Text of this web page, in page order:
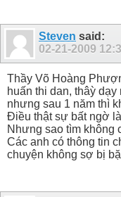
Steven said:
02-21-2009
Thầy Võ Hoàng
huấn thi dan, thâỳ
nhưng sau 1 năm thì
Điều thật sự bất ngờ
Nhưng sao tìm không
Các anh có thông tin
chuyện không sợ bị